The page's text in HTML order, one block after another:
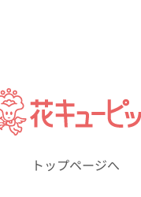
トップページへ